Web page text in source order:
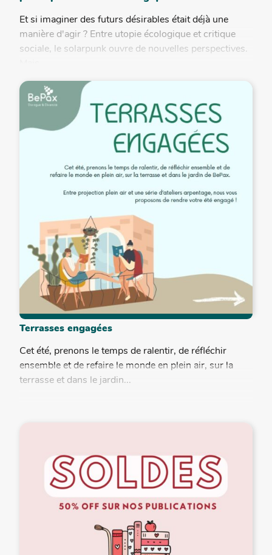
Et si imaginer des futurs désirables était déjà une
manière d'agir ? Entre utopie écologique et critique
sociale, le solarpunk ouvre de nouvelles perspectives.
Terrasses engagées
Cet été, prenons le temps de ralentir, de réfléchir
ensemble et de refaire le monde en plein air, sur la
terrasse et dans le jardin...